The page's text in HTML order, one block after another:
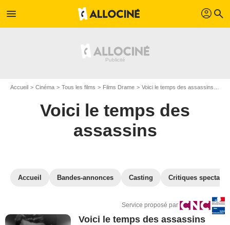
menu profil search
Accueil Cinéma Tous les films Films Drame Voici le temps des assassins
Voici le temps des
assassins
Accueil Bandes-annonces Casting Critiques
Service proposé par
Voici le temps des assassins